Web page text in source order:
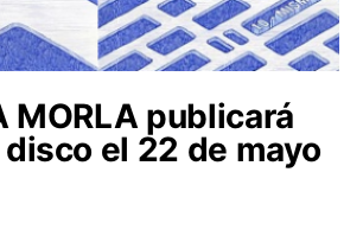
MORLA publicará
el 22 de mayo